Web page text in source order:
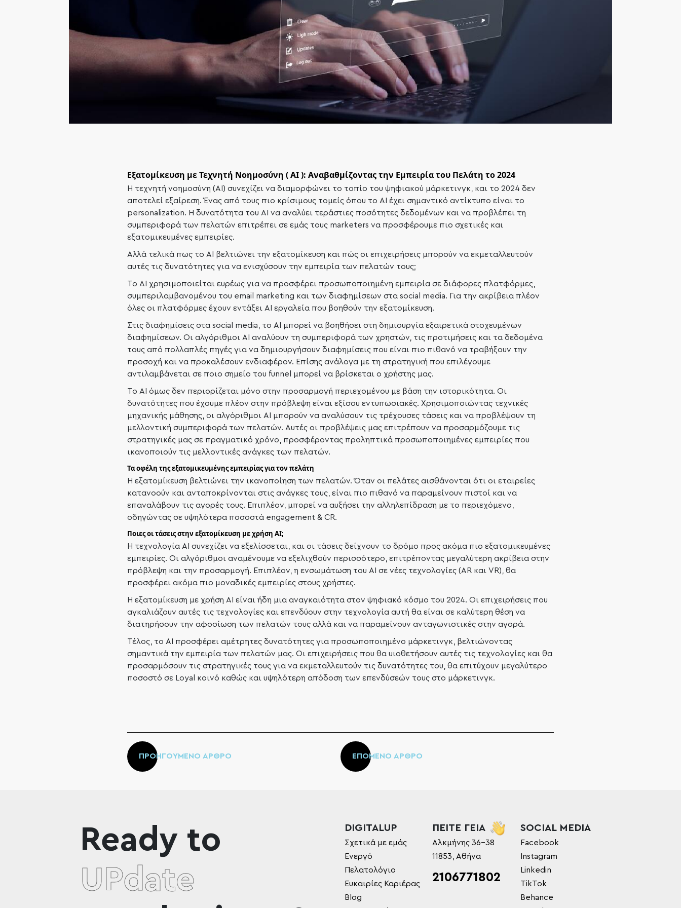
Εξατομίκευση με Τεχνητή Νοημοσύνη ( ΑΙ ): Αναβαθμίζοντας την Εμπειρία του Πελάτη το 2024
Η τεχνητή νοημοσύνη (AI) συνεχίζει να διαμορφώνει το τοπίο του ψηφιακού μάρκετινγκ, και το 2024 δεν
αποτελεί εξαίρεση. Ένας από τους πιο κρίσιμους τομείς όπου το AI έχει σημαντικό αντίκτυπο είναι το
personalization. Η δυνατότητα του AI να αναλύει τεράστιες ποσότητες δεδομένων και να προβλέπει τη
συμπεριφορά των πελατών επιτρέπει σε εμάς τους marketers να προσφέρουμε πιο σχετικές και
εξατομικευμένες εμπειρίες.
Αλλά τελικά πως το AI βελτιώνει την εξατομίκευση και πώς οι επιχειρήσεις μπορούν να εκμεταλλευτούν
αυτές τις δυνατότητες για να ενισχύσουν την εμπειρία των πελατών τους;
Το AI χρησιμοποιείται ευρέως για να προσφέρει προσωποποιημένη εμπειρία σε διάφορες πλατφόρμες,
συμπεριλαμβανομένου του email marketing και των διαφημίσεων στα social media. Για την ακρίβεια πλέον
όλες οι πλατφόρμες έχουν εντάξει AI εργαλεία που βοηθούν την εξατομίκευση.
Στις διαφημίσεις στα social media, το AI μπορεί να βοηθήσει στη δημιουργία εξαιρετικά στοχευμένων
διαφημίσεων. Οι αλγόριθμοι AI αναλύουν τη συμπεριφορά των χρηστών, τις προτιμήσεις και τα δεδομένα
τους από πολλαπλές πηγές για να δημιουργήσουν διαφημίσεις που είναι πιο πιθανό να τραβήξουν την
προσοχή και να προκαλέσουν ενδιαφέρον. Επίσης ανάλογα με τη στρατηγική που επιλέγουμε
αντιλαμβάνεται σε ποιο σημείο του funnel μπορεί να βρίσκεται ο χρήστης μας.
Το AI όμως δεν περιορίζεται μόνο στην προσαρμογή περιεχομένου με βάση την ιστορικότητα. Οι
δυνατότητες που έχουμε πλέον στην πρόβλεψη είναι εξίσου εντυπωσιακές. Χρησιμοποιώντας τεχνικές
μηχανικής μάθησης, οι αλγόριθμοι AI μπορούν να αναλύσουν τις τρέχουσες τάσεις και να προβλέψουν τη
μελλοντική συμπεριφορά των πελατών. Αυτές οι προβλέψεις μας επιτρέπουν να προσαρμόζουμε τις
στρατηγικές μας σε πραγματικό χρόνο, προσφέροντας προληπτικά προσωποποιημένες εμπειρίες που
ικανοποιούν τις μελλοντικές ανάγκες των πελατών.
Τα οφέλη της εξατομικευμένης εμπειρίας για τον πελάτη
Η εξατομίκευση βελτιώνει την ικανοποίηση των πελατών. Όταν οι πελάτες αισθάνονται ότι οι εταιρείες
κατανοούν και ανταποκρίνονται στις ανάγκες τους, είναι πιο πιθανό να παραμείνουν πιστοί και να
επαναλάβουν τις αγορές τους. Επιπλέον, μπορεί να αυξήσει την αλληλεπίδραση με το περιεχόμενο,
οδηγώντας σε υψηλότερα ποσοστά engagement & CR.
Ποιες οι τάσεις στην εξατομίκευση με χρήση AI;
Η τεχνολογία AI συνεχίζει να εξελίσσεται, και οι τάσεις δείχνουν το δρόμο προς ακόμα πιο εξατομικευμένες
εμπειρίες. Οι αλγόριθμοι αναμένουμε να εξελιχθούν περισσότερο, επιτρέποντας μεγαλύτερη ακρίβεια στην
πρόβλεψη και την προσαρμογή. Επιπλέον, η ενσωμάτωση του AI σε νέες τεχνολογίες (AR και VR), θα
προσφέρει ακόμα πιο μοναδικές εμπειρίες στους χρήστες.
Η εξατομίκευση με χρήση AI είναι ήδη μια αναγκαιότητα στον ψηφιακό κόσμο του 2024. Οι επιχειρήσεις που
αγκαλιάζουν αυτές τις τεχνολογίες και επενδύουν στην τεχνολογία αυτή θα είναι σε καλύτερη θέση να
διατηρήσουν την αφοσίωση των πελατών τους αλλά και να παραμείνουν ανταγωνιστικές στην αγορά.
Τέλος, το AI προσφέρει αμέτρητες δυνατότητες για προσωποποιημένο μάρκετινγκ, βελτιώνοντας
σημαντικά την εμπειρία των πελατών μας. Οι επιχειρήσεις που θα υιοθετήσουν αυτές τις τεχνολογίες και θα
προσαρμόσουν τις στρατηγικές τους για να εκμεταλλευτούν τις δυνατότητες του, θα επιτύχουν μεγαλύτερο
ποσοστό σε Loyal κοινό καθώς και υψηλότερη απόδοση των επενδύσεών τους στο μάρκετινγκ.
ΠΡΟΗΓΟΥΜΕΝΟ ΑΡΘΡΟ ΕΠΟΜΕΝΟ ΑΡΘΡΟ
Ready to
UPdate
DIGITALUP
Σχετικά με εμάς
Ενεργό
Πελατολόγιο
Ευκαιρίες Καριέρας
Blog
ΠΕΙΤΕ ΓΕΙΑ
Αλκμήνης 36-38
11853, Αθήνα
2106771802
SOCIAL MEDIA
Facebook
Instagram
Linkedin
TikTok
Behance